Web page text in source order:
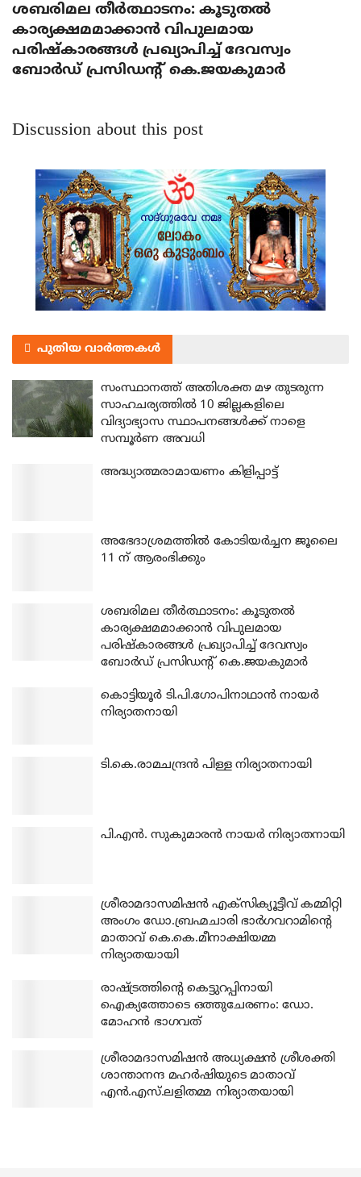
ശബരിമല തീര്‍ത്ഥാടനം: കൂടുതല്‍
കാര്യക്ഷമമാക്കാന്‍ വിപുലമായ
പരിഷ്‌കാരങ്ങള്‍ പ്രഖ്യാപിച്ച് ദേവസ്വം
ബോര്‍ഡ് പ്രസിഡന്റ് കെ.ജയകുമാര്‍
Discussion about this post
പുതിയ വാർത്തകൾ
സംസ്ഥാനത്ത് അതിശക്ത മഴ തുടരുന്ന
സാഹചര്യത്തിൽ 10 ജില്ലകളിലെ
വിദ്യാഭ്യാസ സ്ഥാപനങ്ങൾക്ക് നാളെ
സമ്പൂർണ അവധി
അദ്ധ്യാത്മരാമായണം കിളിപ്പാട്ട്
അഭേദാശ്രമത്തില്‍ കോടിയര്‍ച്ചന ജൂലൈ
11 ന് ആരംഭിക്കും
ശബരിമല തീര്‍ത്ഥാടനം: കൂടുതല്‍
കാര്യക്ഷമമാക്കാന്‍ വിപുലമായ
പരിഷ്‌കാരങ്ങള്‍ പ്രഖ്യാപിച്ച് ദേവസ്വം
ബോര്‍ഡ് പ്രസിഡന്റ് കെ.ജയകുമാര്‍
കൊട്ടിയൂര്‍ ടി.പി.ഗോപിനാഥാന്‍ നായര്‍
നിര്യാതനായി
ടി.കെ.രാമചന്ദ്രന്‍ പിള്ള നിര്യാതനായി
പി.എന്‍. സുകുമാരന്‍ നായര്‍ നിര്യാതനായി
ശ്രീരാമദാസമിഷന്‍ എക്‌സിക്യൂട്ടീവ് കമ്മിറ്റി
അംഗം ഡോ.ബ്രഹ്മചാരി ഭാര്‍ഗവറാമിന്റെ
മാതാവ് കെ.കെ.മീനാക്ഷിയമ്മ
നിര്യാതയായി
രാഷ്ട്രത്തിന്റെ കെട്ടുറപ്പിനായി
ഐക്യത്തോടെ ഒത്തുചേരണം: ഡോ.
മോഹന്‍ ഭാഗവത്
ശ്രീരാമദാസമിഷന്‍ അധ്യക്ഷന്‍ ശ്രീശക്തി
ശാന്താനന്ദ മഹര്‍ഷിയുടെ മാതാവ്
എന്‍.എസ്.ലളിതമ്മ നിര്യാതയായി